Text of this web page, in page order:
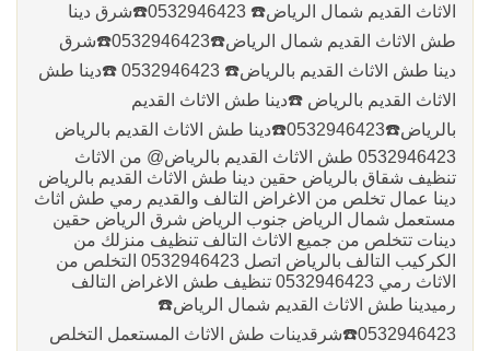
الاثاث القديم شمال الرياض☎️ 0532946423☎️شرق دينا
طش الاثاث القديم شمال الرياض☎️0532946423☎️شرق
دينا طش الاثاث القديم بالرياض☎️ 0532946423 ☎️دينا طش
الاثاث القديم بالرياض ☎️دينا طش الاثاث القديم
بالرياض☎️0532946423☎️دينا طش الاثاث القديم بالرياض
0532946423 طش الاثاث القديم بالرياض@ من الاثاث
تنظيف شقاق بالرياض حقين دينا طش الاثاث القديم بالرياض
دينا عمال تخلص من الاغراض التالف والقديم رمي طش اثاث
مستعمل شمال الرياض جنوب الرياض شرق الرياض حقين
دينات تتخلص من جميع الاثاث التالف تنظيف منزلك من
الكركيب التالف بالرياض اتصل 0532946423 التخلص من
الاثاث رمي 0532946423 تنظيف طش الاغراض التالف
رميدينا طش الاثاث القديم شمال الرياض☎️
0532946423☎️شرق‏دينات طش الاثاث المستعمل التخلص